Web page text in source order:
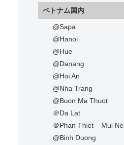
ベトナム国内
@Sapa
@Hanoi
@Hue
@Danang
@Hoi An
@Nha Trang
@Buon Ma Thuot
＠Da Lat
＠Phan Thiet – Mui Ne
@Binh Duong